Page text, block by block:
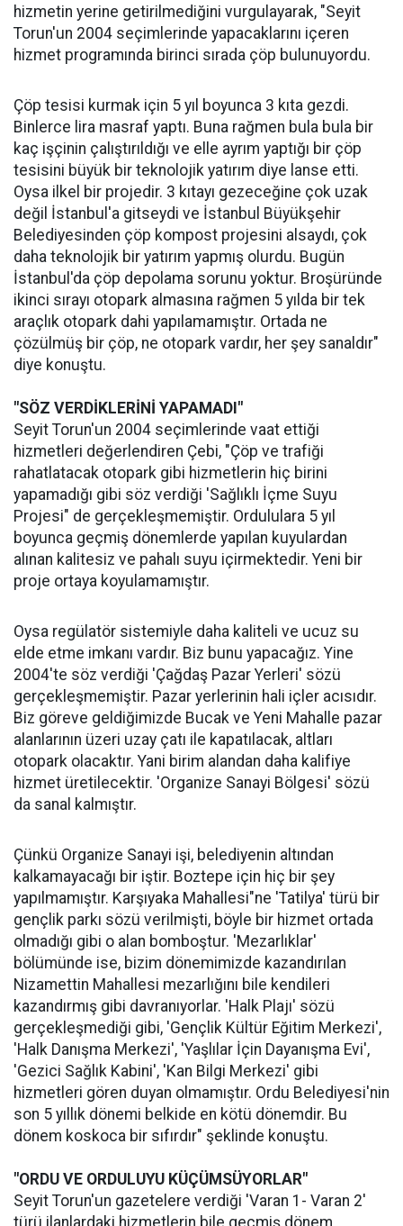
hizmetin yerine getirilmediğini vurgulayarak, "Seyit
Torun'un 2004 seçimlerinde yapacaklarını içeren
hizmet programında birinci sırada çöp bulunuyordu.
Çöp tesisi kurmak için 5 yıl boyunca 3 kıta gezdi.
Binlerce lira masraf yaptı. Buna rağmen bula bula bir
kaç işçinin çalıştırıldığı ve elle ayrım yaptığı bir çöp
tesisini büyük bir teknolojik yatırım diye lanse etti.
Oysa ilkel bir projedir. 3 kıtayı gezeceğine çok uzak
değil İstanbul'a gitseydi ve İstanbul Büyükşehir
Belediyesinden çöp kompost projesini alsaydı, çok
daha teknolojik bir yatırım yapmış olurdu. Bugün
İstanbul'da çöp depolama sorunu yoktur. Broşüründe
ikinci sırayı otopark almasına rağmen 5 yılda bir tek
araçlık otopark dahi yapılamamıştır. Ortada ne
çözülmüş bir çöp, ne otopark vardır, her şey sanaldır"
diye konuştu.
"SÖZ VERDİKLERİNİ YAPAMADI"
Seyit Torun'un 2004 seçimlerinde vaat ettiği
hizmetleri değerlendiren Çebi, "Çöp ve trafiği
rahatlatacak otopark gibi hizmetlerin hiç birini
yapamadığı gibi söz verdiği 'Sağlıklı İçme Suyu
Projesi" de gerçekleşmemiştir. Ordululara 5 yıl
boyunca geçmiş dönemlerde yapılan kuyulardan
alınan kalitesiz ve pahalı suyu içirmektedir. Yeni bir
proje ortaya koyulamamıştır.
Oysa regülatör sistemiyle daha kaliteli ve ucuz su
elde etme imkanı vardır. Biz bunu yapacağız. Yine
2004'te söz verdiği 'Çağdaş Pazar Yerleri' sözü
gerçekleşmemiştir. Pazar yerlerinin hali içler acısıdır.
Biz göreve geldiğimizde Bucak ve Yeni Mahalle pazar
alanlarının üzeri uzay çatı ile kapatılacak, altları
otopark olacaktır. Yani birim alandan daha kalifiye
hizmet üretilecektir. 'Organize Sanayi Bölgesi' sözü
da sanal kalmıştır.
Çünkü Organize Sanayi işi, belediyenin altından
kalkamayacağı bir iştir. Boztepe için hiç bir şey
yapılmamıştır. Karşıyaka Mahallesi"ne 'Tatilya' türü bir
gençlik parkı sözü verilmişti, böyle bir hizmet ortada
olmadığı gibi o alan bomboştur. 'Mezarlıklar'
bölümünde ise, bizim dönemimizde kazandırılan
Nizamettin Mahallesi mezarlığını bile kendileri
kazandırmış gibi davranıyorlar. 'Halk Plajı' sözü
gerçekleşmediği gibi, 'Gençlik Kültür Eğitim Merkezi',
'Halk Danışma Merkezi', 'Yaşlılar İçin Dayanışma Evi',
'Gezici Sağlık Kabini', 'Kan Bilgi Merkezi' gibi
hizmetleri gören duyan olmamıştır. Ordu Belediyesi'nin
son 5 yıllık dönemi belkide en kötü dönemdir. Bu
dönem koskoca bir sıfırdır" şeklinde konuştu.
"ORDU VE ORDULUYU KÜÇÜMSÜYORLAR"
Seyit Torun'un gazetelere verdiği 'Varan 1- Varan 2'
türü ilanlardaki hizmetlerin bile geçmiş dönem